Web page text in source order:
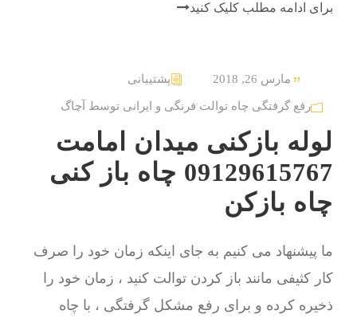
برای ادامه مطلب کلیک کنید
مارس 26, 2018 پشتیبانی
رفع گرفتگی چاه توالت فرنگی و ایرانی توسط آچاگ
لوله بازکنی میدان امامت
09129615767 چاه باز کنی
چاه بازکن
ما پیشنهاد می کنیم به جای اینکه زمان خود را صرف
کار کثیفی مانند باز کردن توالت کنید ، زمان خود را
ذخیره کرده و برای رفع مشکل گرفتگی ، با چاه